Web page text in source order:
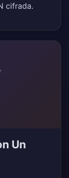
cifrada.
Un